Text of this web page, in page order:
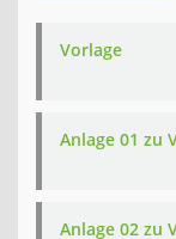
Vorlage
Anlage 01 zu
Anlage 02 zu